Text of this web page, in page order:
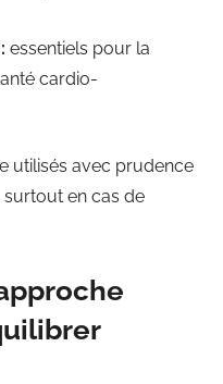
essentiels pour la
cardio-
utilisés avec prudence
en cas de